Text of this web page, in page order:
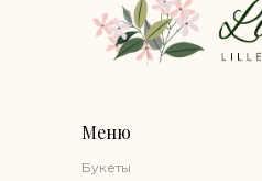
Меню
Букеты